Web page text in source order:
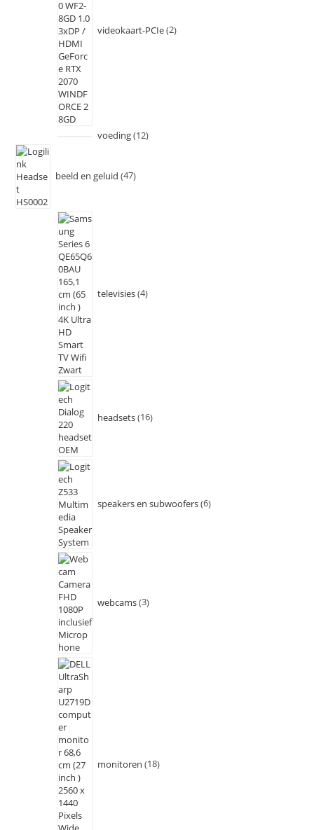
videokaart-PCIe 2
voeding 12
beeld en geluid 47
televisies 4
headsets 16
speakers en subwoofers 6
webcams 3
monitoren 18